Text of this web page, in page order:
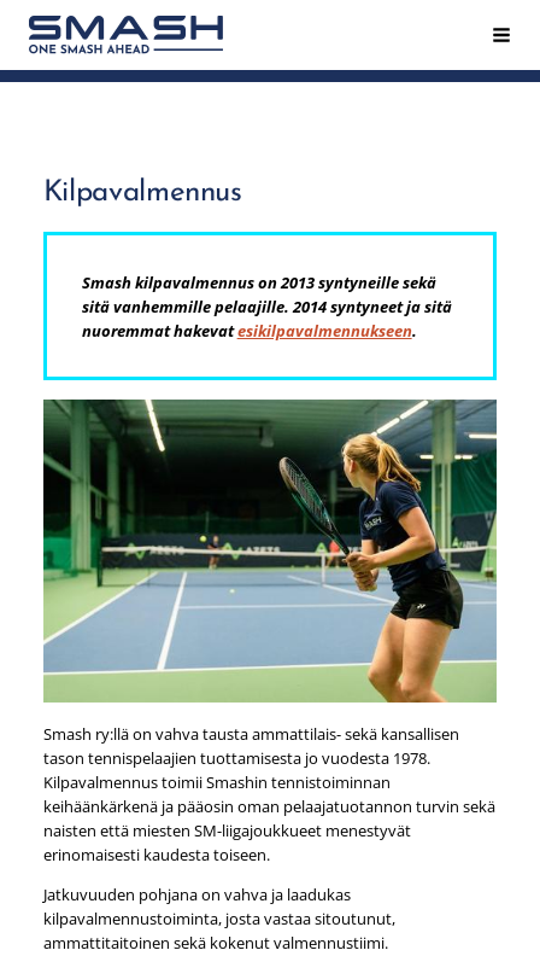
Siirry
sivun
sisältöön
Smash ry - Suomen suurin mailapeliseura
Kilpavalmennus
Smash kilpavalmennus on 2013 syntyneille sekä
sitä vanhemmille pelaajille. 2014 syntyneet ja sitä
nuoremmat hakevatesikilpavalmennukseen.
Smash ry:llä on vahva tausta ammattilais- sekä kansallisen
tason tennispelaajien tuottamisesta jo vuodesta 1978.
Kilpavalmennus toimii Smashin tennistoiminnan
keihäänkärkenä ja pääosin oman pelaajatuotannon turvin sekä
naisten että miesten SM-liigajoukkueet menestyvät
erinomaisesti kaudesta toiseen.
Jatkuvuuden pohjana on vahva ja laadukas
kilpavalmennustoiminta, josta vastaa sitoutunut,
ammattitaitoinen sekä kokenut valmennustiimi.